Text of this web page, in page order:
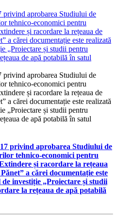
privind aprobarea Studiului de
tehnico-economici pentru
și racordare la rețeaua de
a cărei documentație este realizată
„Proiectare și studii pentru
de apă potabilă în satul
privind aprobarea Studiului de
tehnico-economici pentru
și racordare la rețeaua de
a cărei documentație este realizată
„Proiectare și studii pentru
de apă potabilă în satul
privind aprobarea Studiului de
tehnico-economici pentru
și racordare la rețeaua
a cărei documentație este
investiție „Proiectare și studii
la rețeaua de apă potabilă